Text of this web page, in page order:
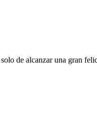
de alcanzar una gran